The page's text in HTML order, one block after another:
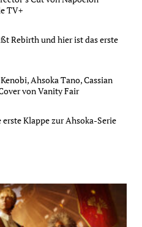
TV+
Rebirth und hier ist das erste
Ahsoka Tano, Cassian
von Vanity Fair
Klappe zur Ahsoka-Serie